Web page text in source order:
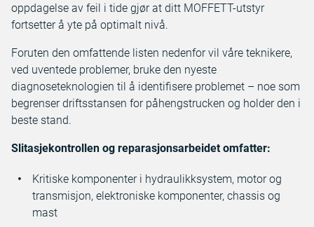
oppdagelse av feil i tide gjør at ditt MOFFETT-utstyr
fortsetter å yte på optimalt nivå.
Foruten den omfattende listen nedenfor vil våre teknikere,
ved uventede problemer, bruke den nyeste
diagnoseteknologien til å identifisere problemet – noe som
begrenser driftsstansen for påhengstrucken og holder den i
beste stand.
Slitasjekontrollen og reparasjonsarbeidet omfatter:
Kritiske komponenter i hydraulikksystem, motor og
transmisjon, elektroniske komponenter, chassis og
mast